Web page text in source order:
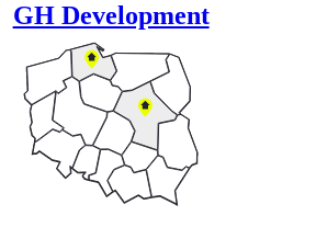
GH Development